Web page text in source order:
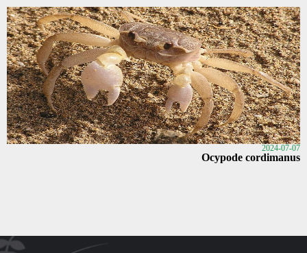
2024-07-07
Ocypode cordimanus